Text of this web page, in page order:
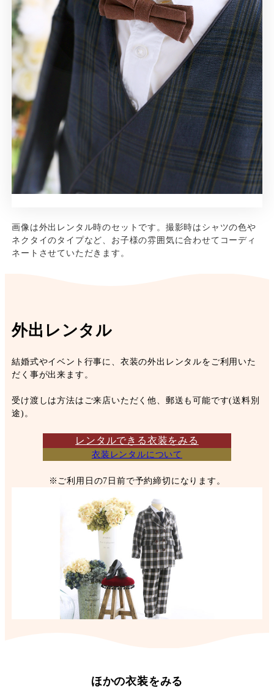
画像は外出レンタル時のセットです。撮影時はシャツの色や
ネクタイのタイプなど、お子様の雰囲気に合わせてコーディ
ネートさせていただきます。
外出レンタル
結婚式やイベント行事に、衣装の外出レンタルをご利用いた
だく事が出来ます。
受け渡しは方法はご来店いただく他、郵送も可能です(送料別
途)。
レンタルできる衣装をみる
衣装レンタルについて
※ご利用日の7日前で予約締切になります。
ほかの衣装をみる